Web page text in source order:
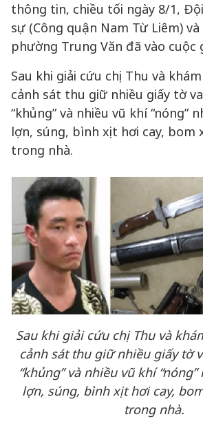
thông tin, chiều tối ngày 8/1,
sự (Công quận Nam Từ Liêm) và
phường Trung Văn đã vào cuộc
Sau khi giải cứu chị Thu và
cảnh sát thu giữ nhiều giấy tờ
“khủng” và nhiều vũ khí “nóng”
lợn, súng, bình xịt hơi cay, bom
trong nhà.
Sau khi giải cứu chị Thu và
cảnh sát thu giữ nhiều giấy tờ
“khủng” và nhiều vũ khí
lợn, súng, bình xịt hơi cay,
trong nhà.